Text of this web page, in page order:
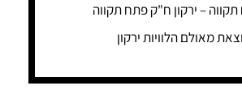
– ירקון ח"ק פתח תקווה
מאולם הלוויות ירקון